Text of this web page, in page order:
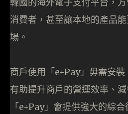
消費者，甚至讓本地的產品
場。
商戶使用「e+Pay」毋需安
有助提升商戶的營運效率、
「e+Pay」會提供強大的綜